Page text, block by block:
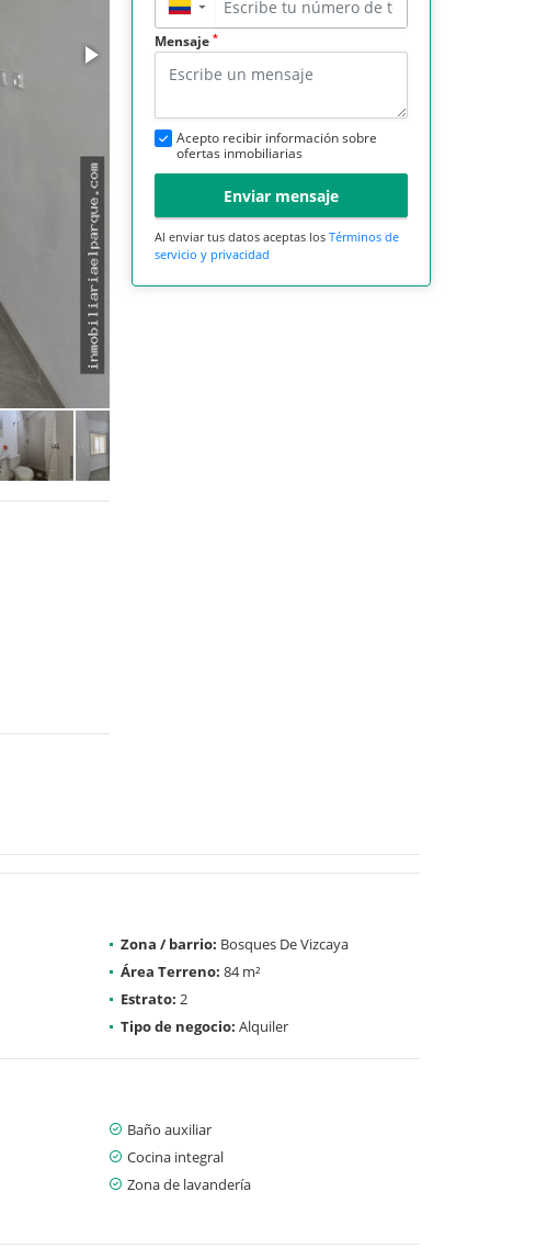
▼
Mensaje *
Acepto recibir información sobre
ofertas inmobiliarias
Enviar mensaje
Al enviar tus datos aceptas los Términos de
servicio y privacidad
Zona / barrio: Bosques De Vizcaya
Área Terreno: 84 m²
Estrato: 2
Tipo de negocio: Alquiler
Baño auxiliar
Cocina integral
Zona de lavandería